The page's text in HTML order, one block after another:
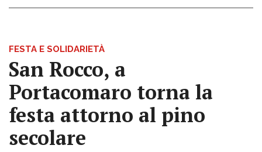
FESTA E SOLIDARIETÀ
San Rocco, a
Portacomaro torna la
festa attorno al pino
secolare